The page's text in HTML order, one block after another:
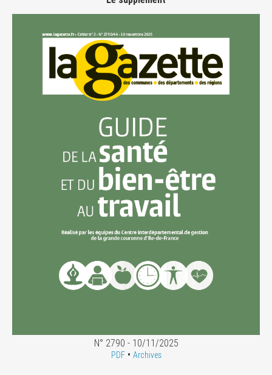
N° 2790 - 10/11/2025
PDF• Archives